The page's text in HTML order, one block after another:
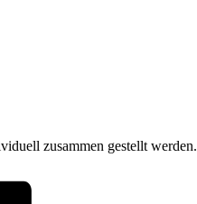
zusammen gestellt werden.